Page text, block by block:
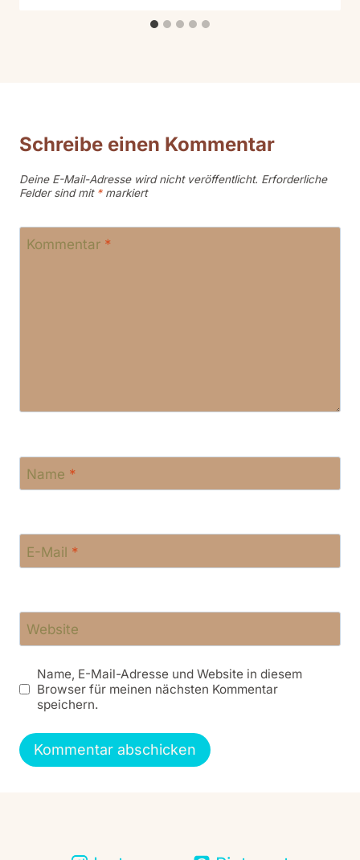
Schreibe einen Kommentar
Deine E-Mail-Adresse wird nicht veröffentlicht. Erforderliche
Felder sind mit *markiert
Kommentar *
Name *
E-Mail *
Website
Name, E-Mail-Adresse und Website in diesem
Browser für meinen nächsten Kommentar
speichern.